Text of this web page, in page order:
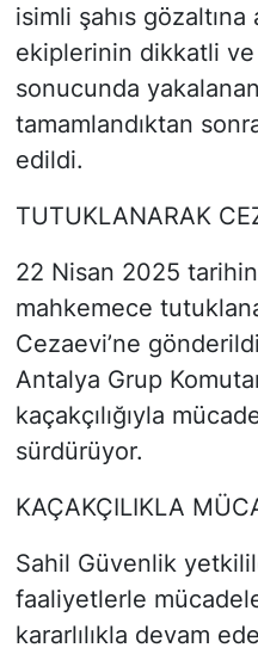
isimli şahıs gözaltına
ekiplerinin dikkatli ve
sonucunda
tamamlandıktan
edildi.
TUTUKLANARAK
22 Nisan 2025
mahkemece
Cezaevi’ne
Antalya Grup
kaçakçılığıyla
sürdürüyor.
KAÇAKÇILIKLA
Sahil Güvenlik
faaliyetlerle
kararlılıkla devam